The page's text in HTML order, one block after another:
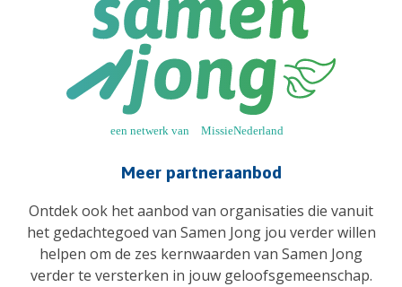
Meer partneraanbod
Ontdek ook het aanbod van organisaties die vanuit
het gedachtegoed van Samen Jong jou verder willen
helpen om de zes kernwaarden van Samen Jong
verder te versterken in jouw geloofsgemeenschap.